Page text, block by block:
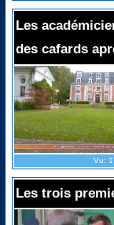
Les
des cafards
Vu:
Les trois